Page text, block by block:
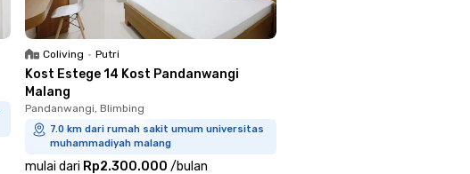
Coliving • Putri
Kost Estege 14 Kost Pandanwangi
Malang
Pandanwangi, Blimbing
7.0 km dari rumah sakit umum universitas
muhammadiyah malang
mulai dari Rp2.300.000 /bulan